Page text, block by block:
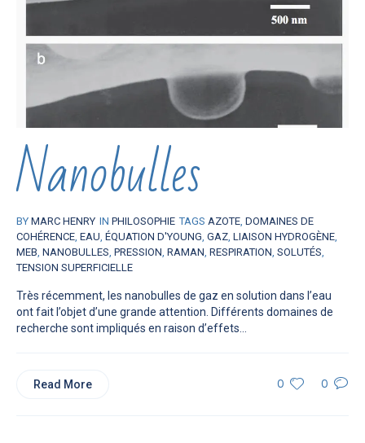
Nanobulles
BY MARC HENRY IN PHILOSOPHIE TAGS AZOTE DOMAINES DE
COHÉRENCE EAU ÉQUATION D'YOUNG GAZ LIAISON HYDROGÈNE
MEB NANOBULLES PRESSION RAMAN RESPIRATION SOLUTÉS
TENSION SUPERFICIELLE
Très récemment, les nanobulles de gaz en solution dans l’eau
ont fait l’objet d’une grande attention. Différents domaines de
recherche sont impliqués en raison d’effets...
0 0
Read More